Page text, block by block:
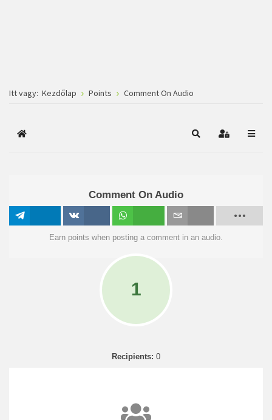
Itt vagy: Kezdőlap Points Comment On Audio
Főoldal Keresés
Comment On Audio
Megosztás
Megosztás
Megosztás Email
Earn points when posting a comment in an audio.
1
Recipients: 0